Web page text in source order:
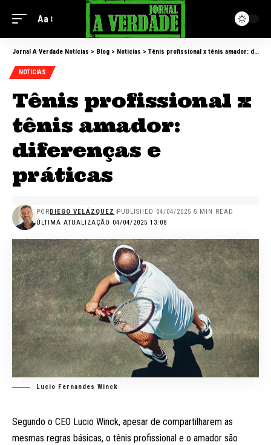
Aa
Jornal A Verdade Notícias > Blog > Noticias > Tênis profissional x tênis amador: diferenças e práticas
NOTICIAS
Tênis profissional x
tênis amador:
diferenças e
práticas
ÚLTIMA ATUALIZAÇÃO 04/04/2025 13:08
PORDIEGO VELÁZQUEZ PUBLISHED 04/04/2025 5 MIN READ
Lucio Fernandes Winck
Segundo o CEO Lucio Winck, apesar de compartilharem as
mesmas regras básicas, o tênis profissional e o amador são